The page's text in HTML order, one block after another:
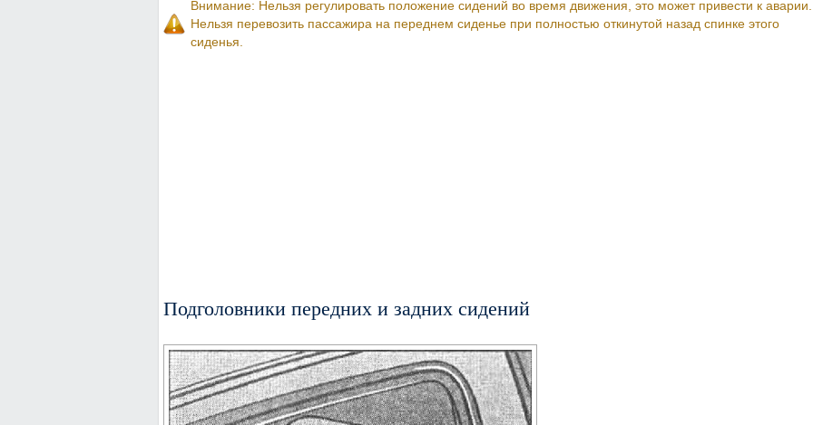
Внимание: Нельзя регулировать положение сидений во время движения, это может привести к аварии.
Нельзя перевозить пассажира на переднем сиденье при полностью откинутой назад спинке этого
сиденья.
Подголовники передних и задних сидений